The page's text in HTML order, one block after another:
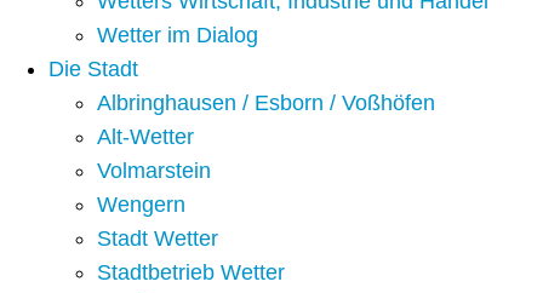
Wetter im Dialog
Die Stadt
Albringhausen / Esborn / Voßhöfen
Alt-Wetter​
Volmarstein
Wengern
Stadt Wetter
Stadtbetrieb Wetter